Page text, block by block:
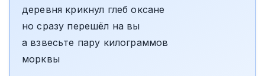
деревня крикнул глеб оксане
но сразу перешёл на вы
а взвесьте пару килограммов
морквы